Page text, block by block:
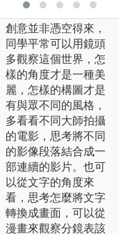
創意並非憑空得來，
同學平常可以用鏡頭
多觀察這個世界，怎
樣的角度才是一種美
麗，怎樣的構圖才是
有與眾不同的風格，
多看看不同大師拍攝
的電影，思考將不同
的影像段落結合成一
部連續的影片。也可
以從文字的角度來
看，思考怎麼將文字
轉換成畫面，可以從
漫畫來觀察分鏡表該